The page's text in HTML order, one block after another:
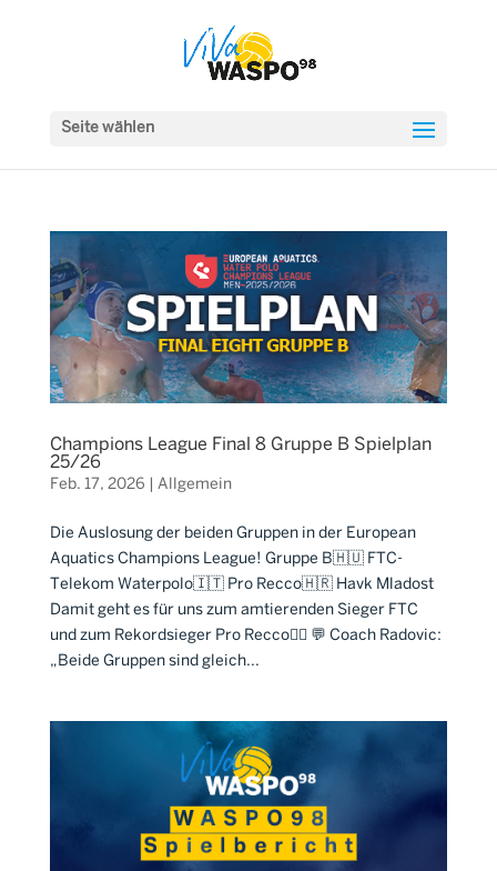
Seite wählen
Champions League Final 8 Gruppe B Spielplan
25/26
Feb. 17, 2026 Allgemein
Die Auslosung der beiden Gruppen in der European
Aquatics Champions League! Gruppe B🇭🇺 FTC-
Telekom Waterpolo🇮🇹 Pro Recco🇭🇷 Havk Mladost
Damit geht es für uns zum amtierenden Sieger FTC
und zum Rekordsieger Pro Recco🤽‍♂️ 💬 Coach Radovic:
„Beide Gruppen sind gleich...